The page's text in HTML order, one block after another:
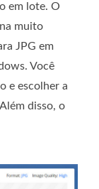
em lote. O
muito
JPG em
Você
e escolher a
disso, o